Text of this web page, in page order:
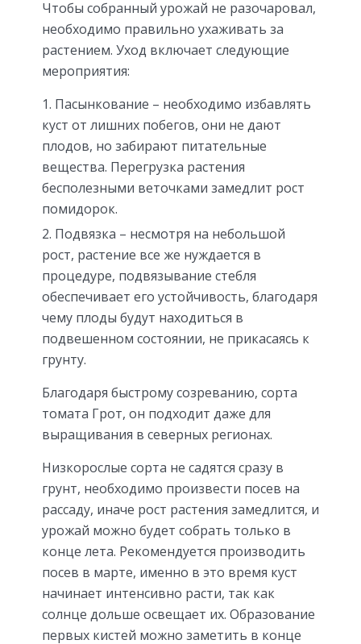
Чтобы собранный урожай не разочаровал,
необходимо правильно ухаживать за
растением. Уход включает следующие
мероприятия:
Пасынкование – необходимо избавлять
куст от лишних побегов, они не дают
плодов, но забирают питательные
вещества. Перегрузка растения
бесполезными веточками замедлит рост
помидорок.
Подвязка – несмотря на небольшой
рост, растение все же нуждается в
процедуре, подвязывание стебля
обеспечивает его устойчивость, благодаря
чему плоды будут находиться в
подвешенном состоянии, не прикасаясь к
грунту.
Благодаря быстрому созреванию, сорта
томата Грот, он подходит даже для
выращивания в северных регионах.
Низкорослые сорта не садятся сразу в
грунт, необходимо произвести посев на
рассаду, иначе рост растения замедлится, и
урожай можно будет собрать только в
конце лета. Рекомендуется производить
посев в марте, именно в это время куст
начинает интенсивно расти, так как
солнце дольше освещает их. Образование
первых кистей можно заметить в конце